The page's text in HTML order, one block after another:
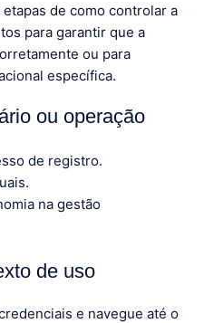
de como controlar a
para garantir que a
ou para
específica.
ou operação
de registro.
na gestão
de uso
e navegue até o